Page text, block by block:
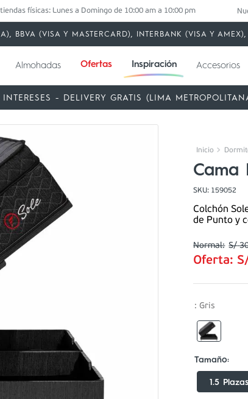
físicas: Lunes a Domingo de 10:00 am a 10:00 pm
BBVA (VISA Y MASTERCARD), INTERBANK (VISA Y
Almohadas Ofertas Inspiración Accesorios
- DELIVERY GRATIS (LIMA
Cama
SKU: 159052
Colchón
de Punto y
S/
Oferta:
: Gris
1.5 Plazas